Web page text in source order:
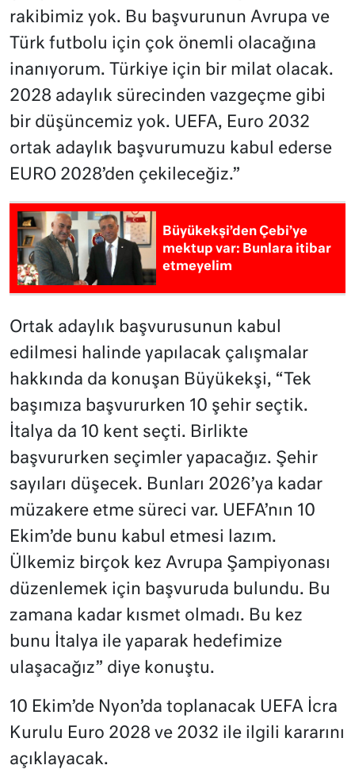
rakibimiz yok. Bu başvurunun Avrupa ve
Türk futbolu için çok önemli olacağına
inanıyorum. Türkiye için bir milat olacak.
2028 adaylık sürecinden vazgeçme gibi
bir düşüncemiz yok. UEFA, Euro 2032
ortak adaylık başvurumuzu kabul ederse
EURO 2028’den çekileceğiz.”
Büyükekşi’den Çebi’ye
mektup var: Bunlara itibar
etmeyelim
Ortak adaylık başvurusunun kabul
edilmesi halinde yapılacak çalışmalar
hakkında da konuşan Büyükekşi, “Tek
başımıza başvururken 10 şehir seçtik.
İtalya da 10 kent seçti. Birlikte
başvururken seçimler yapacağız. Şehir
sayıları düşecek. Bunları 2026’ya kadar
müzakere etme süreci var. UEFA’nın 10
Ekim’de bunu kabul etmesi lazım.
Ülkemiz birçok kez Avrupa Şampiyonası
düzenlemek için başvuruda bulundu. Bu
zamana kadar kısmet olmadı. Bu kez
bunu İtalya ile yaparak hedefimize
ulaşacağız” diye konuştu.
10 Ekim’de Nyon’da toplanacak UEFA İcra
Kurulu Euro 2028 ve 2032 ile ilgili kararını
açıklayacak.